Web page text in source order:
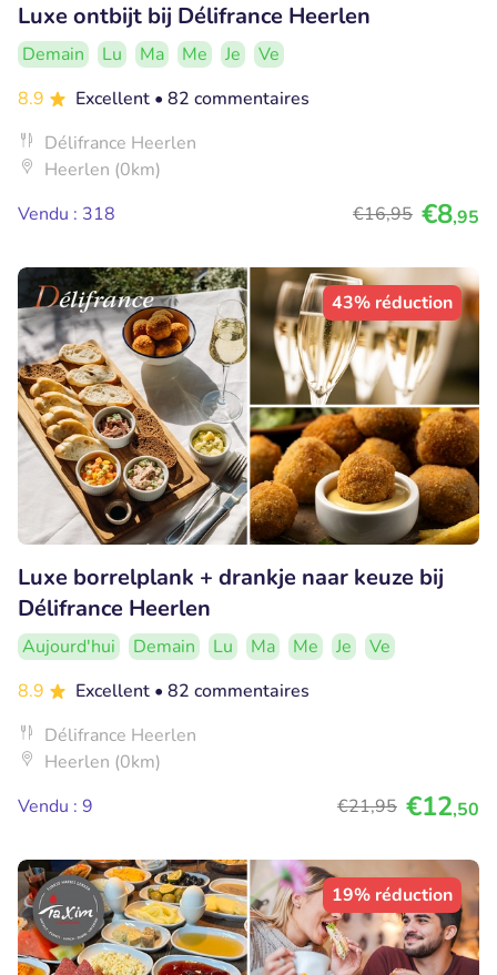
Luxe ontbijt bij Délifrance Heerlen
Demain Lu Ma Me Je
Ve
8.9
Excellent • 82 commentaires
Délifrance Heerlen
Heerlen (0km)
Vendu : 318
€16,95 €8,95
43% réduction
Luxe borrelplank + drankje naar keuze bij
Délifrance Heerlen
Aujourd'hui Demain Lu Ma Me Je
Ve
8.9
Excellent • 82 commentaires
Délifrance Heerlen
Heerlen (0km)
Vendu : 9
€21,95 €12,50
19% réduction